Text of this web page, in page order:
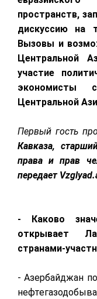
пространств,
дискуссию на
Вызовы и
Центральной
участие
экономисты
Центральной
Первый гость
Кавказа,
права и прав
передает
- Каково
открывает
странами-
- Азербайджан